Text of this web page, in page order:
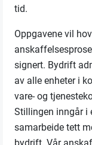
tid.
Oppgavene vil
signert. Bydrift
av alle enheter i
vare- og
Stillingen inngår i
samarbeide tett